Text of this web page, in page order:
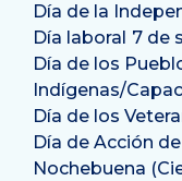
Día de la
Día laboral 7 de
Día de los
Indígenas/
Día de los
Día de Acción
Nochebuena